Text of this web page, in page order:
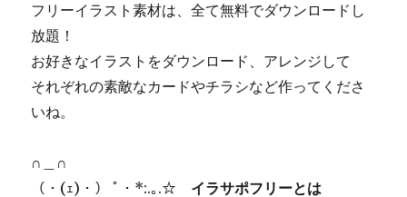
フリーイラスト素材は、全て無料でダウンロードし
放題！
お好きなイラストをダウンロード、アレンジして
それぞれの素敵なカードやチラシなど作ってくださ
いね。
∩＿∩
（・(ｪ)・） ﾟ・*:.｡.☆ イラサポフリーとは